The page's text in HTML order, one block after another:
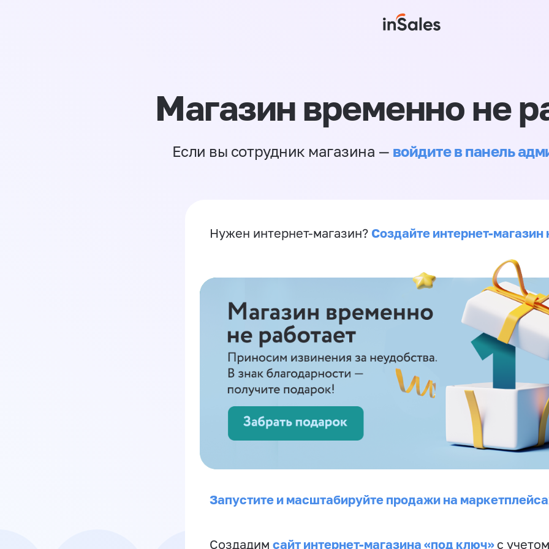
Магазин временно не
Если вы сотрудник магазина — войдите в панель
Нужен интернет-магазин? Создайте интернет-магазин
Запустите и масштабируйте продажи на
Создадим сайт интернет-магазина «под ключ» с учетом